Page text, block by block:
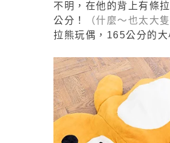
不明，在他的背上有條
公分！
（什麼～也太大隻
拉熊玩偶，165公分的大